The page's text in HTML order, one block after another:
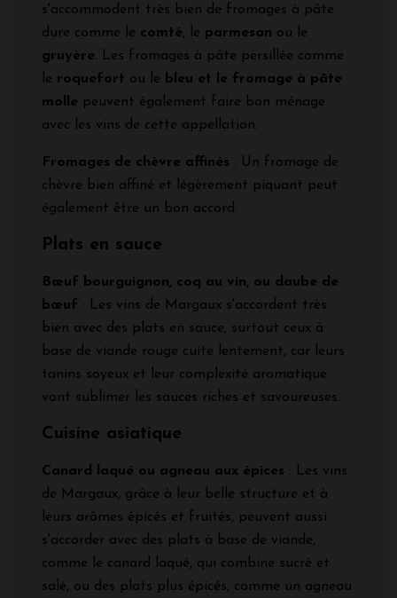
s'accommodent très bien de fromages à pâte
dure comme le comté, le parmesan ou le
gruyère. Les fromages à pâte persillée comme
le roquefort ou le
bleu et le fromage à pâte
molle peuvent également faire bon ménage
avec les vins de cette appellation.
Fromages de chèvre affinés : Un fromage de
chèvre bien affiné et légèrement piquant peut
également être un bon accord.
Plats en sauce
Bœuf bourguignon, coq au vin, ou daube de
bœuf : Les vins de Margaux s'accordent très
bien avec des plats en sauce, surtout ceux à
base de viande rouge cuite lentement, car leurs
tanins soyeux et leur complexité aromatique
vont sublimer les sauces riches et savoureuses.
Cuisine asiatique
Canard laqué ou agneau aux épices : Les vins
de Margaux, grâce à leur belle structure et à
leurs arômes épicés et fruités, peuvent aussi
s'accorder avec des plats à base de viande,
comme le canard laqué, qui combine sucré et
salé, ou des plats plus épicés, comme un agneau